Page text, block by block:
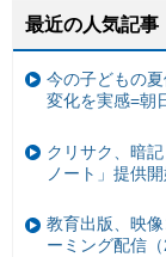
最近の人気記事
今の子どもの
変化を実感=朝
クリサク、暗
ノート」提供
教育出版、映
ーミング配信（